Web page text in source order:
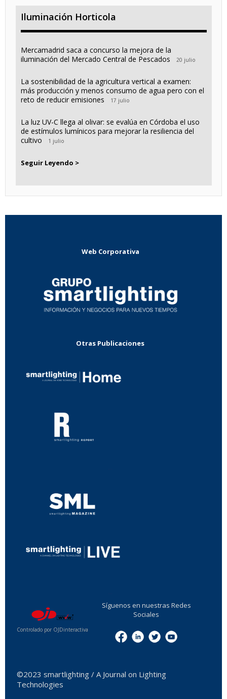
Iluminación Horticola
Mercamadrid saca a concurso la mejora de la
iluminación del Mercado Central de Pescados
20 julio
La sostenibilidad de la agricultura vertical a examen:
más producción y menos consumo de agua pero con el
reto de reducir emisiones
17 julio
La luz UV-C llega al olivar: se evalúa en Córdoba el uso
de estímulos lumínicos para mejorar la resiliencia del
cultivo
1 julio
Seguir Leyendo >
Web Corporativa
Otras Publicaciones
Controlado por OJDinteractiva
Síguenos en nuestras Redes
Sociales
©2023 smartlighting / A Journal on Lighting
Technologies